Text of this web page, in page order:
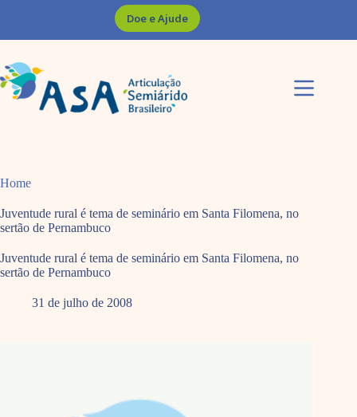
Doe e Ajude
Home
Juventude rural é tema de seminário em Santa Filomena, no
sertão de Pernambuco
Juventude rural é tema de seminário em Santa Filomena, no
sertão de Pernambuco
31 de julho de 2008